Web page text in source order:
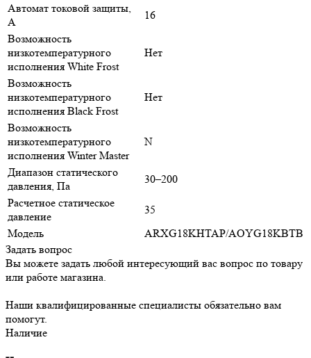
Автомат токовой защиты,
A
16
Возможность
низкотемпературного
исполнения White Frost
Нет
Возможность
низкотемпературного
исполнения Black Frost
Нет
Возможность
низкотемпературного
исполнения Winter Master
N
Диапазон статического
давления, Па
30–200
Расчетное статическое
давление
35
Модель
ARXG18KHTAP/AOYG18KBTB
Задать вопрос
Вы можете задать любой интересующий вас вопрос по товару
или работе магазина.
Наши квалифицированные специалисты обязательно вам
помогут.
Наличие